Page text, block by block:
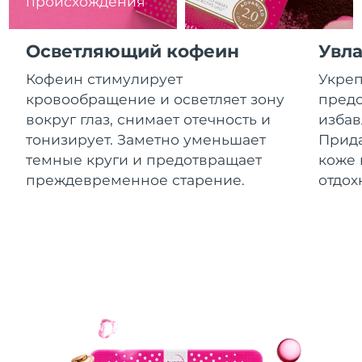
Осветляющий кофеин
Кофеин стимулирует
кровообращение и осветляет зону
вокруг глаз, снимает отечность и
тонизирует. Заметно уменьшает
темные круги и предотвращает
преждевременное старение.
коже
Израиль
8/14/26
Италия
Ожидаемая дата доставки
8/10/26
Япония
Ожидаемая дата доставки
8/13/26
Джерси
Ожидаемая дата доставки
8/10/26